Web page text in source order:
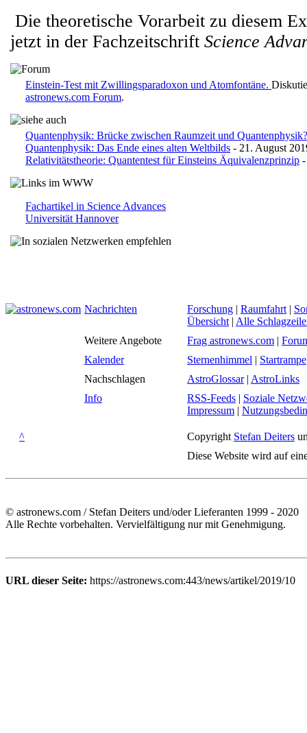
Die theoretische Vorarbeit zu diesem
jetzt in der Fachzeitschrift Science
Einstein-Test mit Zwillingsparadoxon und Atomfontäne.
astronews.com Forum.
Quantenphysik: Brücke zwischen Raumzeit und Quantenphysik?
Quantenphysik: Das Ende eines alten Weltbilds - 21. August
Relativitätstheorie: Quantentest für Einsteins Äquivalenzprinzip
Fachartikel in Science Advances
Universität Hannover
Nachrichten Forschung | Raumfahrt |
Übersicht | Alle
Weitere Angebote
Frag astronews.com |
Kalender
Sternenhimmel | Startrampe
Nachschlagen
AstroGlossar| AstroLinks
Info
RSS-Feeds | Soziale
Impressum |
^ Copyright Stefan Deiters
Diese Website wird auf
© astronews.com / Stefan Deiters und/oder Lieferanten 1999 - 2020
Alle Rechte vorbehalten. Vervielfältigung nur mit Genehmigung.
URL dieser Seite: https://astronews.com:443/news/artikel/2019/10